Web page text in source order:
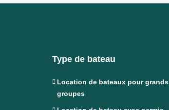
Type de bateau
Location de bateaux pour grands
groupes